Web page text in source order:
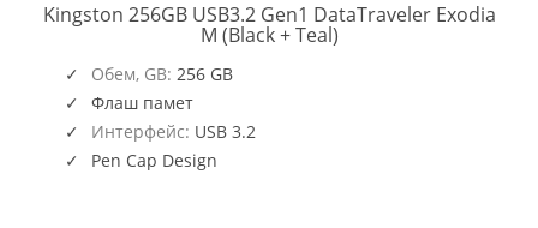
Kingston 256GB USB3.2 Gen1 DataTraveler Exodia
M (Black + Teal)DTXM/256GB
Обем, GB: 256 GB
Флаш памет
Интерфейс: USB 3.2
Pen Cap Design